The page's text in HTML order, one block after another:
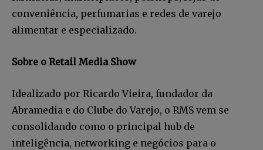
Faça parte da Comunidade
nossa newsletter.
Seja um assinante e desfrute de leitura ilimitada de artigos e
tenha acesso a conteúdos exclusivos.
conveniência, perfumarias e redes de varejo
alimentar e especializado.
Sobre o Retail Media Show
Idealizado por Ricardo Vieira, fundador da
Abramedia e do Clube do Varejo, o RMS vem se
consolidando como o principal hub de
inteligência, networking e negócios para o